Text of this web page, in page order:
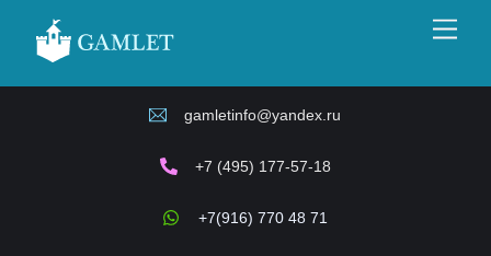
content
gamletinfo@yandex.ru
+7 (495) 177-57-18
+7(916) 770 48 71